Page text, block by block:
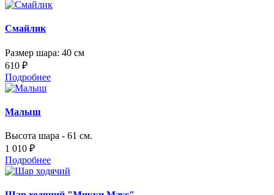
Смайлик
Размер шара: 40 см
610 ₽
Подробнее
Малыш
Высота шара - 61 см.
1 010 ₽
Подробнее